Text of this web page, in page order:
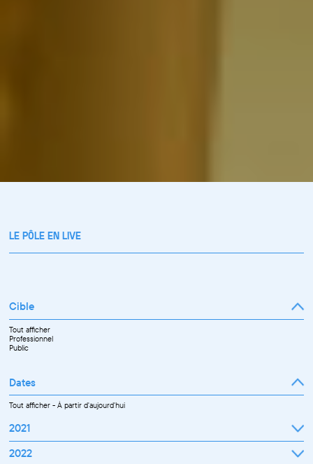
LE PÔLE EN LIVE
Cible
Tout afficher
Professionnel
Public
Dates
Tout afficher-À partir d'aujourd'hui
2021
Septembre
2022